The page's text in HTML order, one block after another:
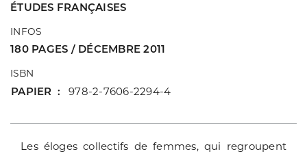
ÉTUDES FRANÇAISES
INFOS
180 PAGES / DÉCEMBRE 2011
ISBN
PAPIER 978-2-7606-2294-4
Les éloges collectifs de femmes, qui regroupent